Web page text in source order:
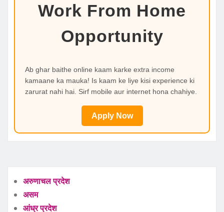
Work From Home
Opportunity
Ab ghar baithe online kaam karke extra income
kamaane ka mauka! Is kaam ke liye kisi experience ki
zarurat nahi hai. Sirf mobile aur internet hona chahiye.
Apply Now
अरुणाचल प्रदेश
असम
आंध्र प्रदेश